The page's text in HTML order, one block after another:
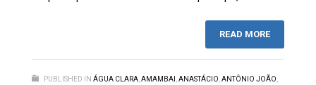
READ MORE
PUBLISHED IN ÁGUA CLARA,AMAMBAI ,ANASTÁCIO,ANTÔNIO JOÃO,